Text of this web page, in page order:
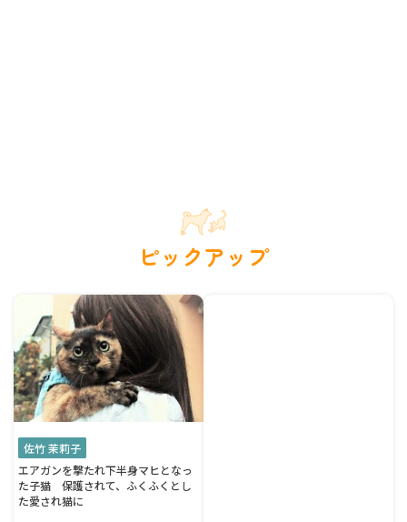
ピックアップ
佐竹 茉莉子
エアガンを撃たれ下半身マヒとなっ
た子猫 保護されて、ふくふくとし
た愛され猫に